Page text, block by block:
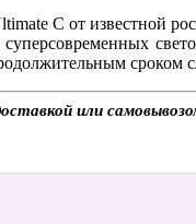
C от известной
сроком
или